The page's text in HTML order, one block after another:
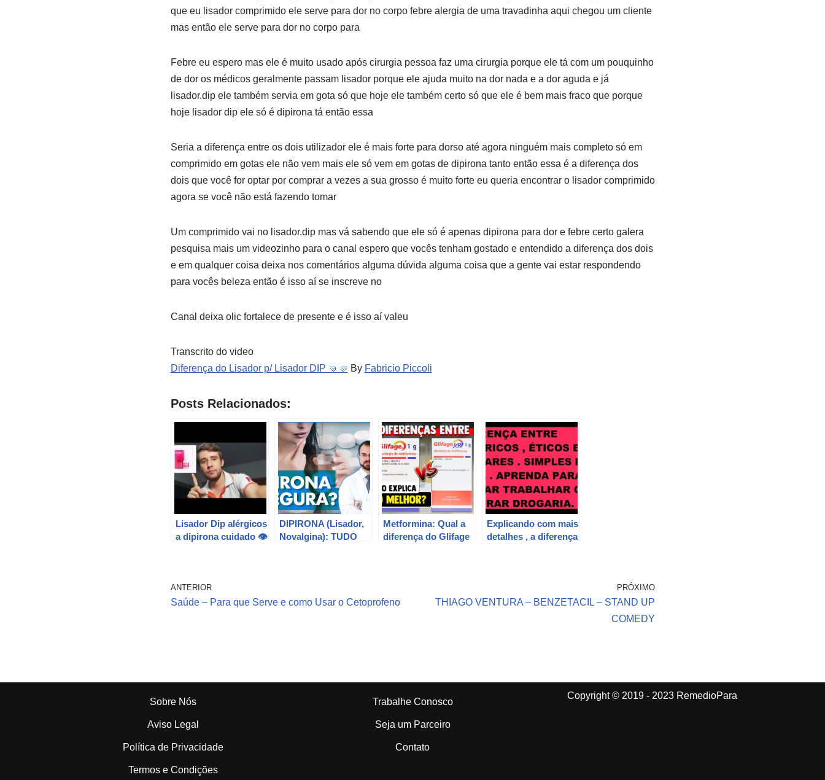
que eu lisador comprimido ele serve para dor no corpo febre alergia de uma travadinha aqui chegou um cliente
mas então ele serve para dor no corpo para
Febre eu espero mas ele é muito usado após cirurgia pessoa faz uma cirurgia porque ele tá com um pouquinho
de dor os médicos geralmente passam lisador porque ele ajuda muito na dor nada e a dor aguda e já
lisador.dip ele também servia em gota só que hoje ele também certo só que ele é bem mais fraco que porque
hoje lisador dip ele só é dipirona tá então essa
Seria a diferença entre os dois utilizador ele é mais forte para dorso até agora ninguém mais completo só em
comprimido em gotas ele não vem mais ele só vem em gotas de dipirona tanto então essa é a diferença dos
dois que você for optar por comprar a vezes a sua grosso é muito forte eu queria encontrar o lisador comprimido
agora se você não está fazendo tomar
Um comprimido vai no lisador.dip mas vá sabendo que ele só é apenas dipirona para dor e febre certo galera
pesquisa mais um videozinho para o canal espero que vocês tenham gostado e entendido a diferença dos dois
e em qualquer coisa deixa nos comentários alguma dúvida alguma coisa que a gente vai estar respondendo
para vocês beleza então é isso aí se inscreve no
Canal deixa olic fortalece de presente e é isso aí valeu
Transcrito do video
Diferença do Lisador p/ Lisador DIP 🤜🤛 By Fabricio Piccoli
Posts Relacionados:
Lisador Dip alérgicos
a dipirona cuidado 👁
DIPIRONA (Lisador,
Novalgina): TUDO
Metformina: Qual a
diferença do Glifage
Explicando com mais
detalhes , a diferença
ANTERIOR
Saúde – Para que Serve e como Usar o Cetoprofeno
PRÓXIMO
THIAGO VENTURA – BENZETACIL – STAND UP
COMEDY
Sobre Nós
Aviso Legal
Política de Privacidade
Termos e Condições
Trabalhe Conosco
Seja um Parceiro
Contato
Copyright © 2019 - 2023 RemedioPara